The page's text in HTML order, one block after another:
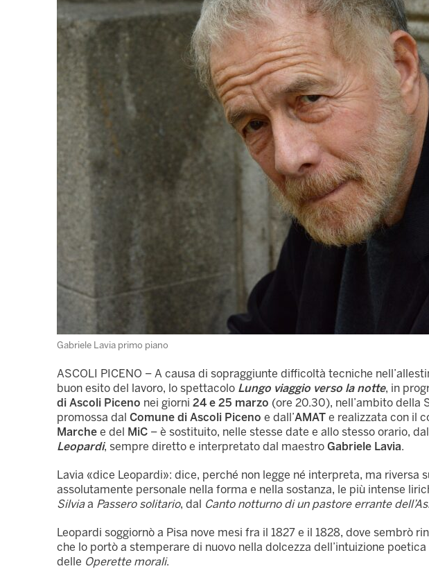
Gabriele Lavia primo piano
ASCOLI PICENO – A causa di sopraggiunte difficoltà tecniche
buon esito del lavoro, lo spettacolo Lungo viaggio verso la notte, in
di Ascoli Piceno nei giorni 24 e 25 marzo (ore 20.30), nell’ambito
promossa dal Comune di Ascoli Piceno e dall’AMAT e realizzata con il
Marche e del MiC – è sostituito, nelle stesse date e allo stesso orario,
Leopardi, sempre diretto e interpretato dal maestro Gabriele Lavia.
Lavia «dice Leopardi»: dice, perché non legge né interpreta, ma riversa
assolutamente personale nella forma e nella sostanza, le più intense
Silviaa Passero solitario, dal Canto notturno di un pastore errante
Leopardi soggiornò a Pisa nove mesi fra il 1827 e il 1828, dove sembrò
che lo portò a stemperare di nuovo nella dolcezza dell’intuizione poetica
delle Operette morali.